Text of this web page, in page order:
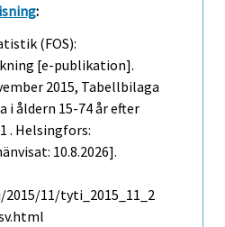
:
(FOS):
[e-publikation].
2015, Tabellbilaga
i åldern 15-74 år efter
. Helsingfors:
10.8.2026].
11/tyti_2015_11_2